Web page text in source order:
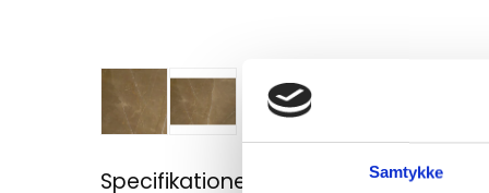
Samtykke
Specifikationer